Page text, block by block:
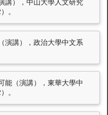
學年度延攬特殊優秀人
學年度延攬特殊優秀人
講），中山大學人文研究
。
演講），政治大學中文系
能（演講），東華大學中
。